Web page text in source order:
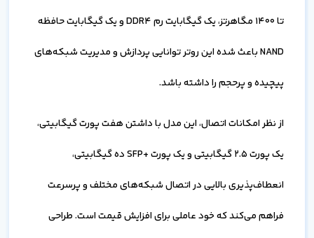
تا ۱۴۰۰ مگاهرتز، یک گیگابایت رم DDR4 و یک گیگابایت حافظه
NAND باعث شده این روتر توانایی پردازش و مدیریت شبکه‌های
پیچیده و پرحجم را داشته باشد.
از نظر امکانات اتصال، این مدل با داشتن هفت پورت گیگابیتی،
یک پورت ۲.۵ گیگابیتی و یک پورت +SFP ده گیگابیتی،
انعطاف‌پذیری بالایی در اتصال شبکه‌های مختلف و پرسرعت
فراهم می‌کند که خود عاملی برای افزایش قیمت است. طراحی